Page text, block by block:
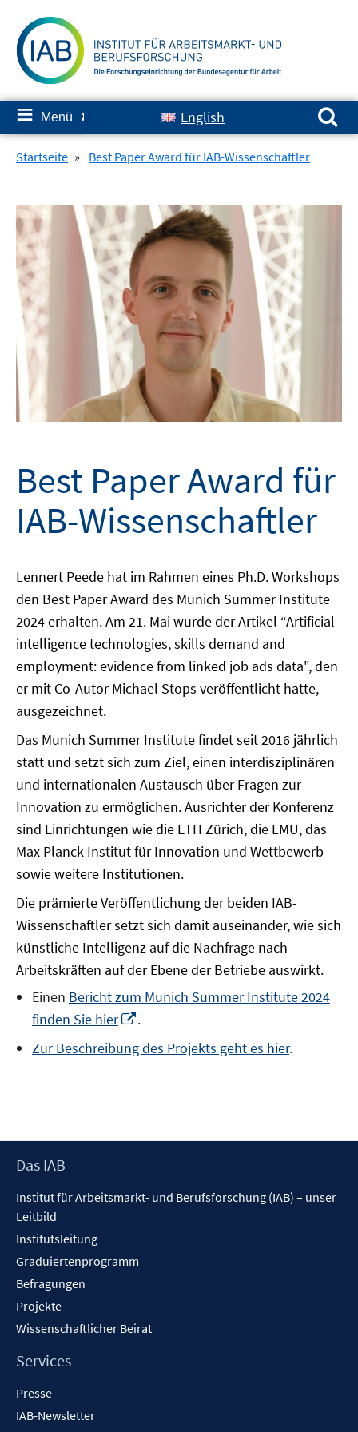
zum
Inhalt
≡ Menü ✘ English
Suchen nach:
Startseite » Best Paper Award für IAB-Wissenschaftler
Best Paper Award für
IAB-Wissenschaftler
Lennert Peede hat im Rahmen eines Ph.D. Workshops
den Best Paper Award des Munich Summer Institute
2024 erhalten. Am 21. Mai wurde der Artikel “Artificial
intelligence technologies, skills demand and
employment: evidence from linked job ads data", den
er mit Co-Autor Michael Stops veröffentlicht hatte,
ausgezeichnet.
Das Munich Summer Institute findet seit 2016 jährlich
statt und setzt sich zum Ziel, einen interdisziplinären
und internationalen Austausch über Fragen zur
Innovation zu ermöglichen. Ausrichter der Konferenz
sind Einrichtungen wie die ETH Zürich, die LMU, das
Max Planck Institut für Innovation und Wettbewerb
sowie weitere Institutionen.
Die prämierte Veröffentlichung der beiden IAB-
Wissenschaftler setzt sich damit auseinander, wie sich
künstliche Intelligenz auf die Nachfrage nach
Arbeitskräften auf der Ebene der Betriebe auswirkt.
Einen Bericht zum Munich Summer Institute 2024
finden Sie hier
Fenster
.
Zur Beschreibung des Projekts geht es hier.
Footer
Das IAB
Institut für Arbeitsmarkt- und Berufsforschung (IAB) – unser
Leitbild
Institutsleitung
Graduiertenprogramm
Befragungen
Projekte
Wissenschaftlicher Beirat
Services
Presse
IAB-Newsletter